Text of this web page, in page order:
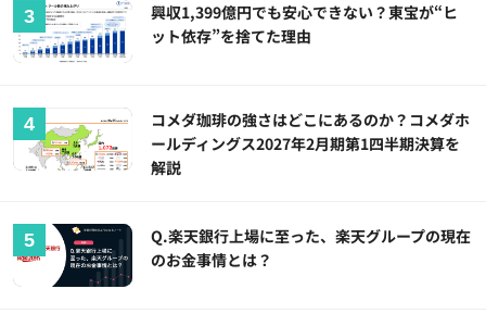
興収1,399億円でも安心できない？東宝が“ヒ
ット依存”を捨てた理由
コメダ珈琲の強さはどこにあるのか？コメダホ
ールディングス2027年2月期第1四半期決算を
解説
Q.楽天銀行上場に至った、楽天グループの現在
のお金事情とは？